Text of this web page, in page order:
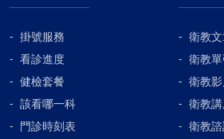
掛號服務
看診進度
健檢套餐
該看哪一科
門診時刻表
衛教
衛教
衛教
衛教
衛教